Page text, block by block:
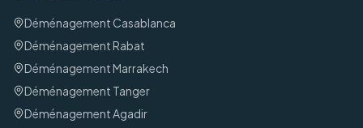
Déménagement Casablanca
DéménagementRabat
DéménagementMarrakech
Déménagement Tanger
DéménagementAgadir